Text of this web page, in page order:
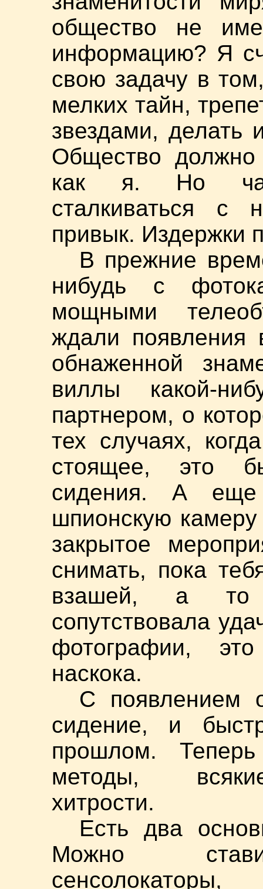
общество не
информацию? Я
свою задачу в
мелких тайн,
звездами, делать
Общество должно
как я. Но
сталкиваться с
привык. Издержки
В прежние
нибудь с
мощными
ждали появления
обнаженной
виллы какой-
партнером, о
тех случаях,
стоящее, это
сидения. А
шпионскую
закрытое
снимать, пока
взашей, а то
сопутствовала
фотографии,
наскока.
С появлением
сидение, и
прошлом.
методы,
хитрости.
Есть два
Можно